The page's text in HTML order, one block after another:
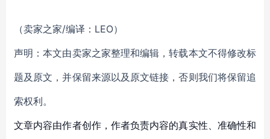
（卖家之家/编译：LEO）
声明：本文由卖家之家整理和编辑，转载本文不得修改标
题及原文，并保留来源以及原文链接，否则我们将保留追
索权利。
文章内容由作者创作，作者负责内容的真实性、准确性和